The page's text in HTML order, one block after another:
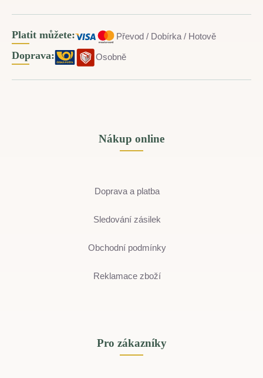
Platit můžete: Převod / Dobírka / Hotově
Doprava: Osobně
Nákup online
Doprava a platba
Sledování zásilek
Obchodní podmínky
Reklamace zboží
Pro zákazníky